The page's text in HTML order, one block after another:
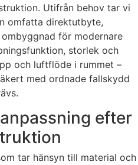
Utifrån behov tar vi
omfatta direktutbyte,
för modernare
storlek och
och luftflöde i rummet –
med ordnade fallskydd
efter
tar hänsyn till material och